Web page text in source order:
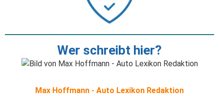
Wer schreibt hier?
Max Hoffmann - Auto Lexikon Redaktion